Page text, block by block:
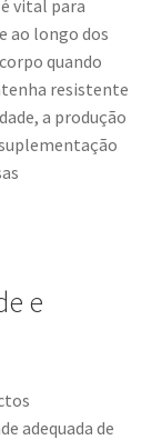
vital para
ao longo dos
quando
resistente
a produção
e
adequada de